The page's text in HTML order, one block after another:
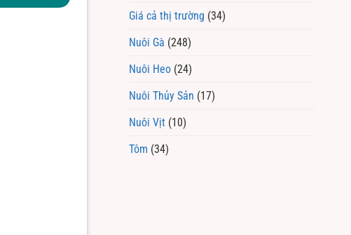
Giá cả thị trường (34)
Nuôi Gà (248)
Nuôi Heo (24)
Nuôi Thủy Sản (17)
Nuôi Vịt (10)
Tôm (34)